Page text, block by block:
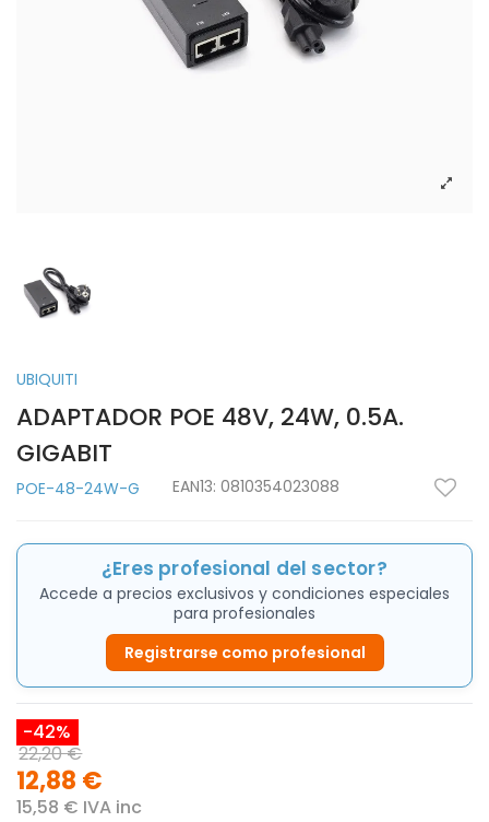
UBIQUITI
ADAPTADOR POE 48V, 24W, 0.5A.
GIGABIT
POE-48-24W-G EAN13: 0810354023088
¿Eres profesional del sector?
Accede a precios exclusivos y condiciones especiales
para profesionales
Registrarse como profesional
-42%
22,20 €
12,88 €
15,58 € IVA inc